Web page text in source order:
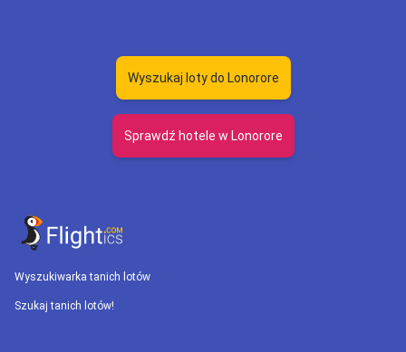
Wyszukaj loty do Lonorore
Sprawdź hotele w Lonorore
Wyszukiwarka tanich lotów
Szukaj tanich lotów!